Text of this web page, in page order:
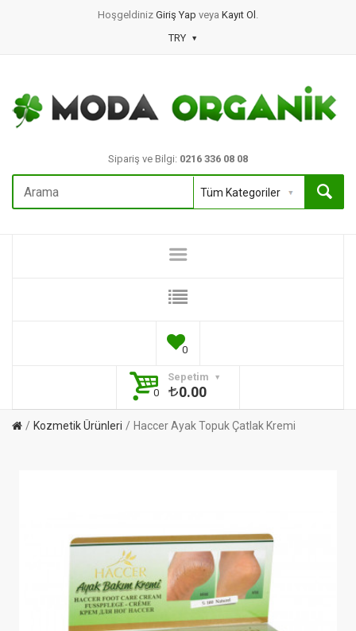
Hoşgeldiniz Giriş Yap veya Kayıt Ol .
TRY
Sipariş ve Bilgi: 0216 336 08 08
0
Sepetim
0
0.00
Kozmetik Ürünleri Haccer Ayak Topuk Çatlak Kremi